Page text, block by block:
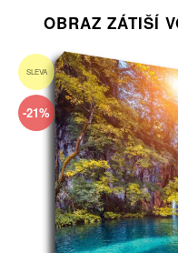
OBRAZ ZÁTIŠÍ
SLEVA
-21%